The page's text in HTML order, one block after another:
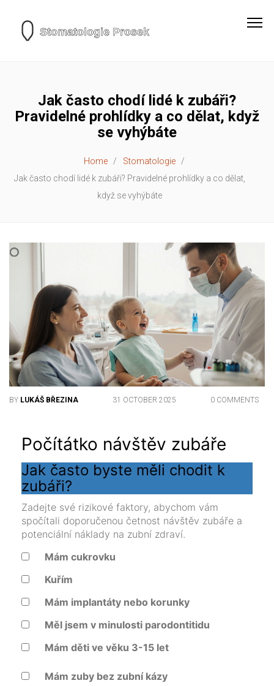
Jak často chodí lidé k zubáři?
Pravidelné prohlídky a co dělat, když
se vyhýbáte
Home
Stomatologie
Jak často chodí lidé k zubáři? Pravidelné prohlídky a co dělat,
když se vyhýbáte
BY LUKÁŠ BŘEZINA 31 OCTOBER 2025 0 COMMENTS
Počítátko návštěv zubáře
Jak často byste měli chodit k
zubáři?
Zadejte své rizikové faktory, abychom vám
spočítali doporučenou četnost návštěv zubáře a
potenciální náklady na zubní zdraví.
Mám cukrovku
Kuřím
Mám implantáty nebo korunky
Měl jsem v minulosti parodontitidu
Mám děti ve věku 3-15 let
Mám zuby bez zubní kázy